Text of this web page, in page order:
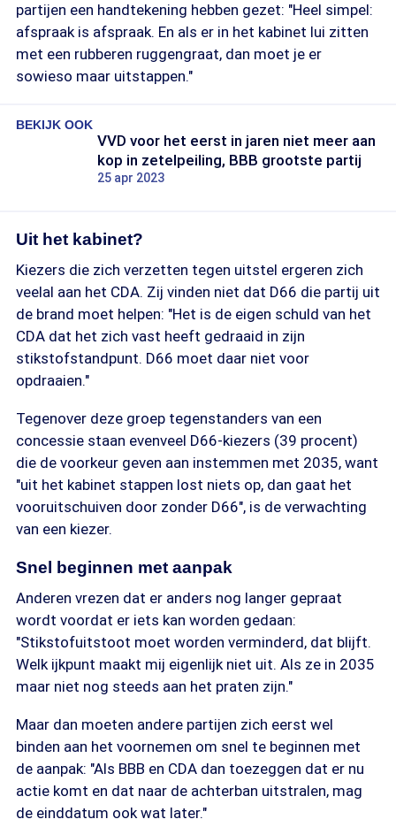
partijen een handtekening hebben gezet: "Heel simpel:
afspraak is afspraak. En als er in het kabinet lui zitten
met een rubberen ruggengraat, dan moet je er
sowieso maar uitstappen."
BEKIJK OOK
VVD voor het eerst in jaren niet meer aan
kop in zetelpeiling, BBB grootste partij
25 apr 2023
Uit het kabinet?
Kiezers die zich verzetten tegen uitstel ergeren zich
veelal aan het CDA. Zij vinden niet dat D66 die partij uit
de brand moet helpen: "Het is de eigen schuld van het
CDA dat het zich vast heeft gedraaid in zijn
stikstofstandpunt. D66 moet daar niet voor
opdraaien."
Tegenover deze groep tegenstanders van een
concessie staan evenveel D66-kiezers (39 procent)
die de voorkeur geven aan instemmen met 2035, want
"uit het kabinet stappen lost niets op, dan gaat het
vooruitschuiven door zonder D66", is de verwachting
van een kiezer.
Snel beginnen met aanpak
Anderen vrezen dat er anders nog langer gepraat
wordt voordat er iets kan worden gedaan:
"Stikstofuitstoot moet worden verminderd, dat blijft.
Welk ijkpunt maakt mij eigenlijk niet uit. Als ze in 2035
maar niet nog steeds aan het praten zijn."
Maar dan moeten andere partijen zich eerst wel
binden aan het voornemen om snel te beginnen met
de aanpak: "Als BBB en CDA dan toezeggen dat er nu
actie komt en dat naar de achterban uitstralen, mag
de einddatum ook wat later."